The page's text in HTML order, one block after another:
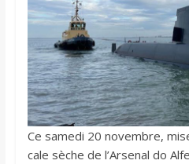
Ce samedi 20 novembre,
cale sèche de l’Arsenal do